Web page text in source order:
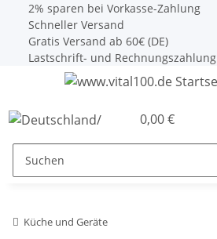
2% sparen bei Vorkasse-Zahlung
Schneller Versand
Gratis Versand ab 60€ (DE)
Lastschrift- und Rechnungszahlung
0,00 €
Küche und Geräte